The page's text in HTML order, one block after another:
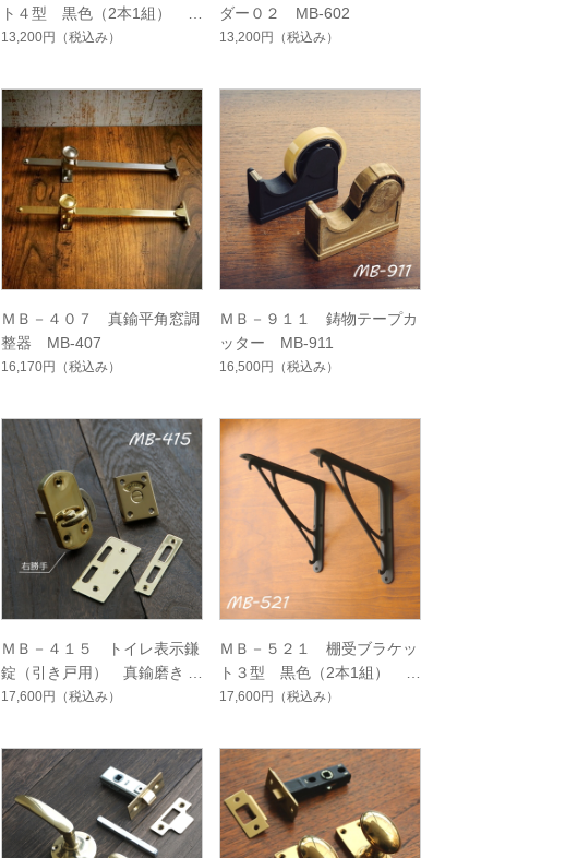
ト４型 黒色（2本1組） M
B-522
13,200円 （税込み）
ダー０２ MB-602
13,200円 （税込み）
ＭＢ－４０７ 真鍮平角窓調
整器 MB-407
16,170円 （税込み）
ＭＢ－９１１ 鋳物テープカ
ッター MB-911
16,500円 （税込み）
ＭＢ－４１５ トイレ表示鎌
錠（引き戸用） 真鍮磨き
MB-415
17,600円 （税込み）
ＭＢ－５２１ 棚受ブラケッ
ト３型 黒色（2本1組） M
B-521
17,600円 （税込み）